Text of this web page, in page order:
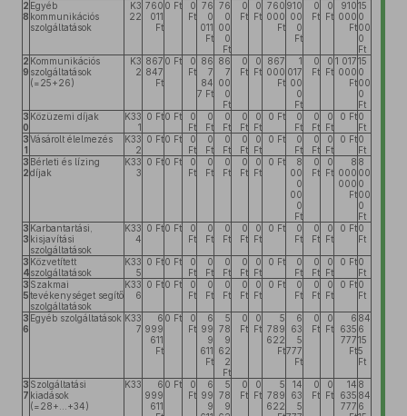
2
8
Egyéb
kommunikációs
szolgáltatások
K3
22
760
011
Ft
0 Ft
0
Ft
76
0
011
Ft
76
0
00
0
Ft
0
Ft
0
Ft
760
000
Ft
910
00
0
Ft
0
Ft
0
Ft
910
000
Ft
15
0
00
0
Ft
2
9
Kommunikációs
szolgáltatások
(=25+26)
K3
2
867
847
Ft
0 Ft
0
Ft
86
7
84
7 Ft
86
7
00
0
Ft
0
Ft
0
Ft
867
000
Ft
1
017
00
0
Ft
0
Ft
0
Ft
1 017
000
Ft
15
0
00
0
Ft
3
0
Közüzemi díjak
K33
1
0 Ft0 Ft
0
Ft
0
Ft
0
Ft
0
Ft
0
Ft
0 Ft
0
Ft
0
Ft
0
Ft
0 Ft0
Ft
3
1
Vásárolt élelmezés
K33
2
0 Ft0 Ft
0
Ft
0
Ft
0
Ft
0
Ft
0
Ft
0 Ft
0
Ft
0
Ft
0
Ft
0 Ft0
Ft
3
2
Bérleti és lízing
díjak
K33
3
0 Ft0 Ft
0
Ft
0
Ft
0
Ft
0
Ft
0
Ft
0 Ft
8
00
0
00
0
Ft
0
Ft
0
Ft
8
000
000
Ft
8
00
0
00
0
Ft
3
3
Karbantartási,
kisjavítási
szolgáltatások
K33
4
0 Ft0 Ft
0
Ft
0
Ft
0
Ft
0
Ft
0
Ft
0 Ft
0
Ft
0
Ft
0
Ft
0 Ft0
Ft
3
4
Közvetített
szolgáltatások
K33
5
0 Ft0 Ft
0
Ft
0
Ft
0
Ft
0
Ft
0
Ft
0 Ft
0
Ft
0
Ft
0
Ft
0 Ft0
Ft
3
5
Szakmai
tevékenységet segítő
szolgáltatások
K33
6
0 Ft0 Ft
0
Ft
0
Ft
0
Ft
0
Ft
0
Ft
0 Ft
0
Ft
0
Ft
0
Ft
0 Ft0
Ft
3
6
Egyéb szolgáltatások K33
7
6
999
611
Ft
0 Ft
0
Ft
6
99
9
611
Ft
5
78
9
62
2
Ft
0
Ft
0
Ft
5
789
622
Ft
6
63
5
777
Ft
0
Ft
0
Ft
6
635
777
Ft
84
6
15
5
Ft
3
7
Szolgáltatási
kiadások
(=28+...+34)
K33
6
999
611
0 Ft
0
Ft
6
99
9
5
78
9
0
Ft
0
Ft
5
789
622
14
63
5
0
Ft
0
Ft
14
635
777
8
84
6